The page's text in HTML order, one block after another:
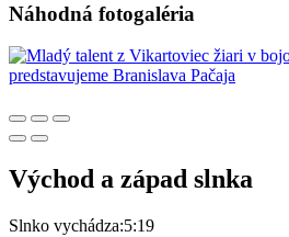
Náhodná fotogaléria
Východ a západ slnka
Slnko vychádza:5:19